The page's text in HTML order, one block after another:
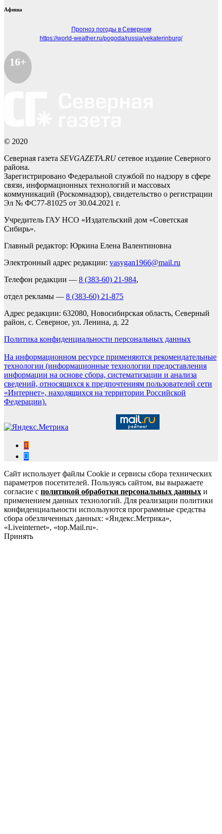
Афиша
Прогноз погоды в Северном
https://world-weather.ru/pogoda/russia/yekaterinburg/
16+
© 2020
Северная газета SEVGAZETA.RUсетевое издание Северного
района.
Зарегистрировано Федеральной службой по надзору в сфере
связи, информационных технологий и массовых
коммуникаций (Роскомнадзор), свидетельство о регистрации
Эл № ФС77-81025 от 30.04.2021 г.
Учредитель ГАУ НСО «Издательский дом «Советская
Сибирь».
Главный редактор: Юркина Елена Валентиновна
Электронный адрес редакции: vasygan1966@mail.ru
Телефон редакции — 8 (383-60) 21-984,
отдел рекламы — 8 (383-60) 21-875
Адрес редакции: 632080, Новосибирская область, Северный
район, с. Северное, ул. Ленина, д. 22
Политика конфиденциальности персональных данных
На информационном ресурсе применяются рекомендательные
технологии (информационные технологии предоставления
информации на основе сбора, систематизации и анализа
сведений, относящихся к предпочтениям пользователей сети
«Интернет», находящихся на территории Российской
Федерации).
Сайт использует файлы Cookie и сервисы сбора технических
параметров посетителей. Пользуясь сайтом, вы выражаете
согласие с политикой обработки персональных данных и
применением данных технологий. Для реализации политики
конфиденциальности используются программные средства
сбора обезличенных данных: «Яндекс.Метрика»,
«Liveinternet», «top.Mail.ru».
Принять